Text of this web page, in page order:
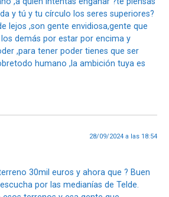
y tú y tu círculo los seres superiores?
lejos ,son gente envidiosa,gente que
demás por estar por encima y
,para tener poder tienes que ser
humano ,la ambición tuya es
28/09/2024 a las 18:54
30mil euros y ahora que ? Buen
por las medianías de Telde.